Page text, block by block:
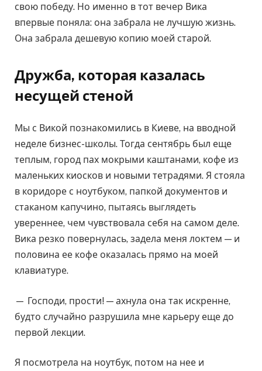
свою победу. Но именно в тот вечер Вика
впервые поняла: она забрала не лучшую жизнь.
Она забрала дешевую копию моей старой.
Дружба, которая казалась
несущей стеной
Мы с Викой познакомились в Киеве, на вводной
неделе бизнес-школы. Тогда сентябрь был еще
теплым, город пах мокрыми каштанами, кофе из
маленьких киосков и новыми тетрадями. Я стояла
в коридоре с ноутбуком, папкой документов и
стаканом капучино, пытаясь выглядеть
увереннее, чем чувствовала себя на самом деле.
Вика резко повернулась, задела меня локтем — и
половина ее кофе оказалась прямо на моей
клавиатуре.
— Господи, прости! — ахнула она так искренне,
будто случайно разрушила мне карьеру еще до
первой лекции.
Я посмотрела на ноутбук, потом на нее и